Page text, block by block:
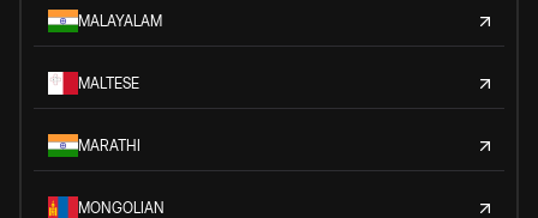
MALAYALAM
MALTESE
MARATHI
MONGOLIAN